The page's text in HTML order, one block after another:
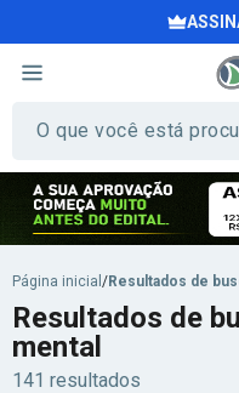
Página inicial /Resultados de
Resultados de
mental
141 resultados